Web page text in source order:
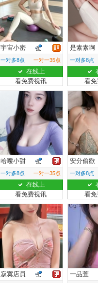
宇宙小密
一对多8点 一对一35点
在线上
看免费视讯
是素素啊
一对多8点
看
哈嘍小甜
一对多8点 一对一35点
在线上
看免费视讯
安分偷歡
一对多8点
看
寂寞店員 一品萱